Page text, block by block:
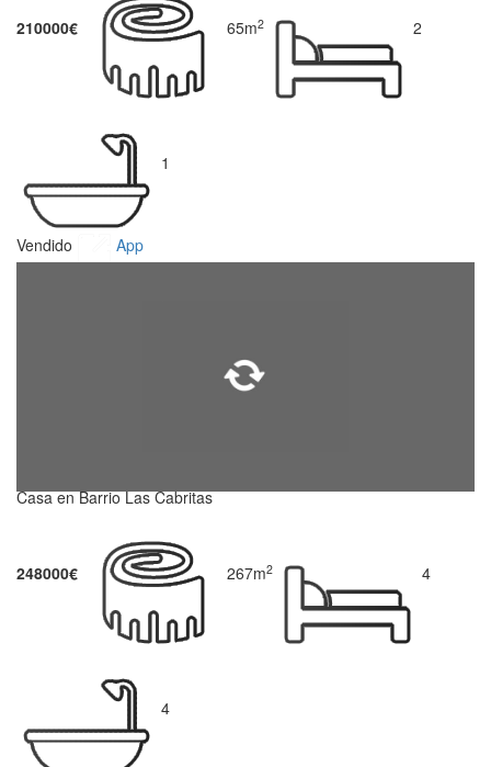
210000€ 65m2 2
1
Vendido App
Casa en Barrio Las Cabritas
248000€ 267m2 4
4